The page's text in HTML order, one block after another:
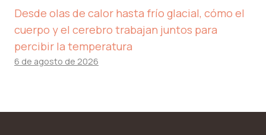
Desde olas de calor hasta frío glacial, cómo el
cuerpo y el cerebro trabajan juntos para
percibir la temperatura
6 de agosto de 2026